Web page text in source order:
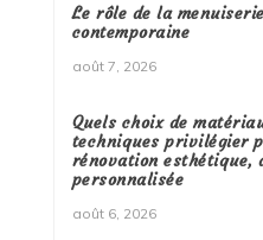
Le rôle de la
contemporaine
août 7, 2026
Quels choix de
techniques privilégier
rénovation esthétique,
personnalisée
août 6, 2026